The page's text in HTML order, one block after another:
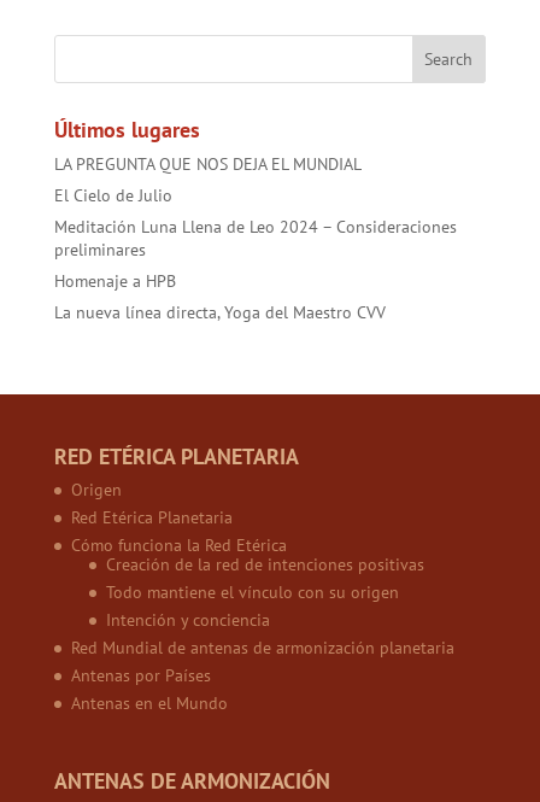
b er sAl es
Últimos lugares
LA PREGUNTA QUE NOS DEJA EL MUNDIAL
El Cielo de Julio
Meditación Luna Llena de Leo 2024 – Consideraciones
preliminares
Homenaje a HPB
La nueva línea directa, Yoga del Maestro CVV
RED ETÉRICA PLANETARIA
Origen
Red Etérica Planetaria
Cómo funciona la Red Etérica
Creación de la red de intenciones positivas
Todo mantiene el vínculo con su origen
Intención y conciencia
Red Mundial de antenas de armonización planetaria
Antenas por Países
Antenas en el Mundo
ANTENAS DE ARMONIZACIÓN